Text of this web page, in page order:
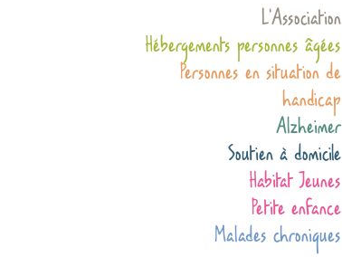
L’Association
Hébergements personnes âgées
Personnes en situation de
handicap
Alzheimer
Soutien à domicile
Habitat Jeunes
Petite enfance
Malades chroniques